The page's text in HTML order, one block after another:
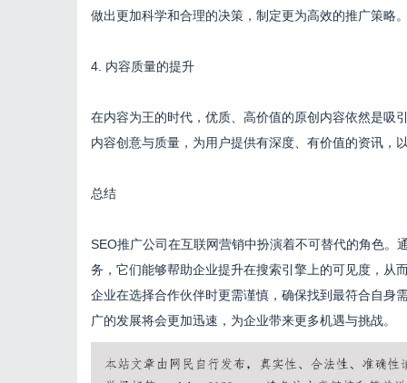
做出更加科学和合理的决策，制定更为高效的推广策略
4. 内容质量的提升
在内容为王的时代，优质、高价值的原创内容依然是吸
内容创意与质量，为用户提供有深度、有价值的资讯，
总结
SEO推广公司在互联网营销中扮演着不可替代的角色。
务，它们能够帮助企业提升在搜索引擎上的可见度，从
企业在选择合作伙伴时更需谨慎，确保找到最符合自身
广的发展将会更加迅速，为企业带来更多机遇与挑战。